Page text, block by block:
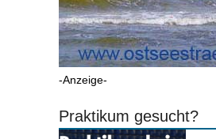
-Anzeige-
Praktikum gesucht?